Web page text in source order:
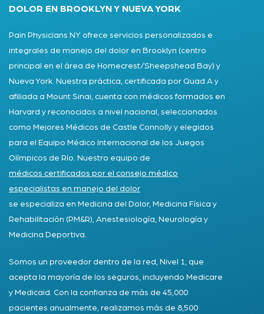
DOLOR EN BROOKLYN Y NUEVA YORK
Pain Physicians NY ofrece servicios personalizados e
integrales de manejo del dolor en Brooklyn (centro
principal en el área de Homecrest/Sheepshead Bay) y
Nueva York. Nuestra práctica, certificada por Quad A y
afiliada a Mount Sinai, cuenta con médicos formados en
Harvard y reconocidos a nivel nacional, seleccionados
como Mejores Médicos de Castle Connolly y elegidos
para el Equipo Médico Internacional de los Juegos
Olímpicos de Río. Nuestro equipo de
médicos certificados por el consejo médico
especialistas en manejo del dolor
se especializa en Medicina del Dolor, Medicina Física y
Rehabilitación (PM&R), Anestesiología, Neurología y
Medicina Deportiva.
Somos un proveedor dentro de la red, Nivel 1, que
acepta la mayoría de los seguros, incluyendo Medicare
y Medicaid. Con la confianza de más de 45,000
pacientes anualmente, realizamos más de 8,500